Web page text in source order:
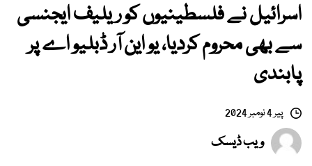
اسرائیل نے فلسطینیوں کو ریلیف ایجنسی
سے بھی محروم کردیا، یو این آر ڈبلیو اے پر
پابندی
پیر 4 نومبر 2024
ویب ڈیسک